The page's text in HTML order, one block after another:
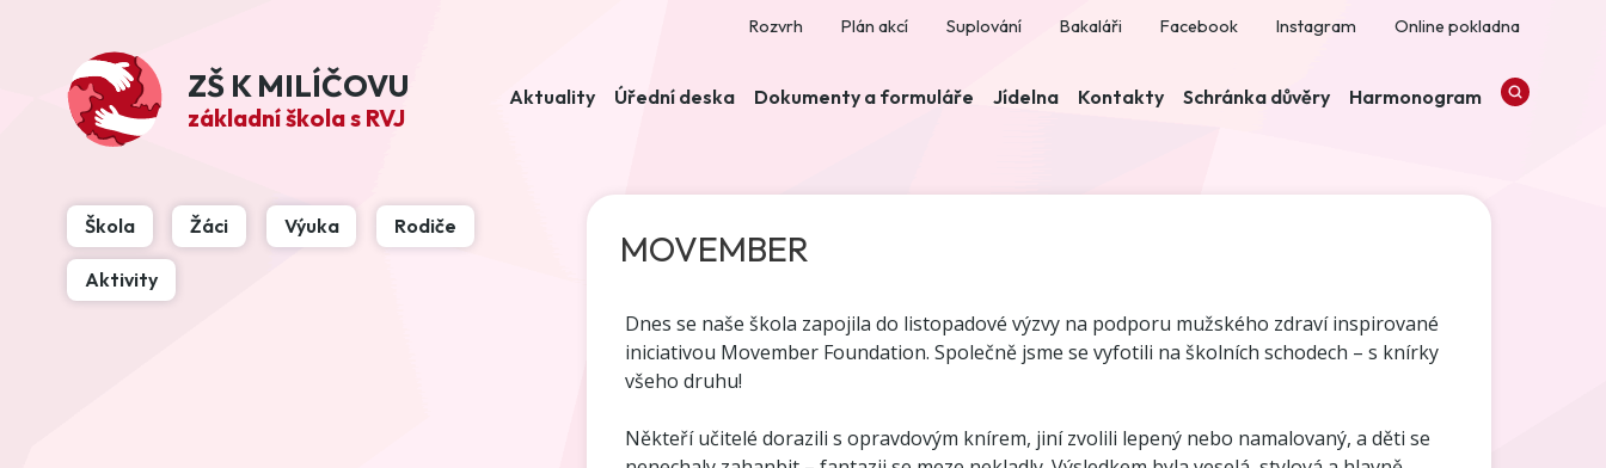
ZŠ K MILÍČOVU
základní škola s RVJ
Rozvrh Plán akcí Suplování Bakaláři Facebook Instagram Online pokladna
Aktuality Úřední deska Dokumenty a formuláře Jídelna Kontakty Schránka důvěry Harmonogram
Škola Žáci Výuka Rodiče
Aktivity
MOVEMBER
Dnes se naše škola zapojila do listopadové výzvy na podporu mužského zdraví inspirované
iniciativou Movember Foundation. Společně jsme se vyfotili na školních schodech – s knírky
všeho druhu!
Někteří učitelé dorazili s opravdovým knírem, jiní zvolili lepený nebo namalovaný, a děti se